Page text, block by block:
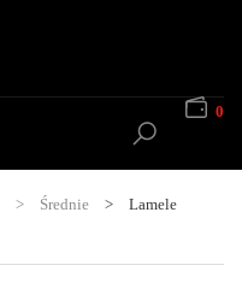
0
> Średnie >
Lamele